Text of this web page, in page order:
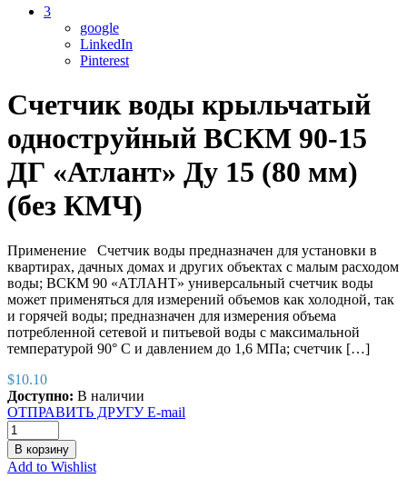
3
google
LinkedIn
Pinterest
Счетчик воды крыльчатый
одноструйный ВСКМ 90-15
ДГ «Атлант» Ду 15 (80 мм)
(без КМЧ)
Применение Счетчик воды предназначен для установки в
квартирах, дачных домах и других объектах с малым расходом
воды; ВСКМ 90 «АТЛАНТ» универсальный счетчик воды
может применяться для измерений объемов как холодной, так
и горячей воды; предназначен для измерения объема
потребленной сетевой и питьевой воды с максимальной
температурой 90° C и давлением до 1,6 МПа; счетчик […]
$10.10
Доступно: В наличии
ОТПРАВИТЬ ДРУГУ E-mail
В корзину
Add to Wishlist